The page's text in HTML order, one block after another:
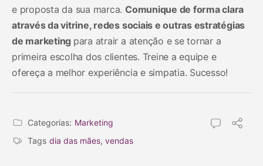
e proposta da sua marca. Comunique de forma clara
através da vitrine, redes sociais e outras estratégias
de marketing para atrair a atenção e se tornar a
primeira escolha dos clientes. Treine a equipe e
ofereça a melhor experiência e simpatia. Sucesso!
Categorias: Marketing
Tags dia das mães, vendas